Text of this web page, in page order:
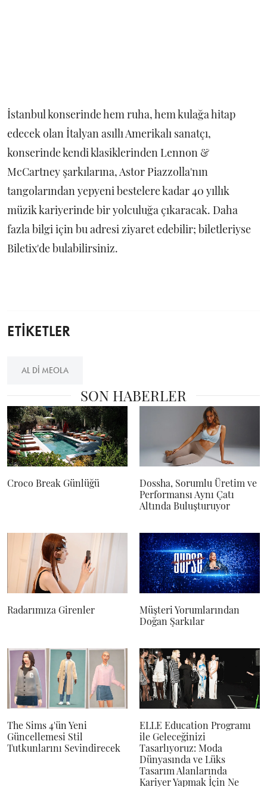
İstanbul konserinde hem ruha, hem kulağa hitap
edecek olan İtalyan asıllı Amerikalı sanatçı,
konserinde kendi klasiklerinden Lennon &
McCartney şarkılarına, Astor Piazzolla'nın
tangolarından yepyeni bestelere kadar 40 yıllık
müzik kariyerinde bir yolculuğa çıkaracak. Daha
fazla bilgi için bu adresi ziyaret edebilir; biletleriyse
Biletix'de bulabilirsiniz.
ETİKETLER
AL DI MEOLA
SON HABERLER
Croco Break Günlüğü
Dossha, Sorumlu Üretim ve
Performansı Aynı Çatı
Altında Buluşturuyor
Radarımıza Girenler
Müşteri Yorumlarından
Doğan Şarkılar
The Sims 4'ün Yeni
Güncellemesi Stil
Tutkunlarını Sevindirecek
ELLE Education Programı
ile Geleceğinizi
Tasarlıyoruz: Moda
Dünyasında ve Lüks
Tasarım Alanlarında
Kariyer Yapmak İçin Ne